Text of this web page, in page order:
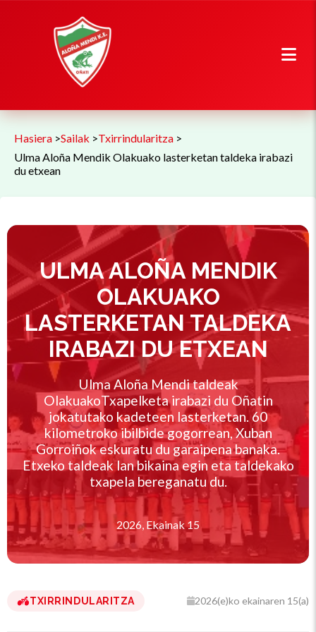
Hasiera >Sailak >Txirrindularitza >
Ulma Aloña Mendik Olakuako lasterketan taldeka irabazi
du etxean
ULMA ALOÑA MENDIK
OLAKUAKO
LASTERKETAN TALDEKA
IRABAZI DU ETXEAN
Ulma Aloña Mendi taldeak
OlakuakoTxapelketa irabazi du Oñatin
jokatutako kadeteen lasterketan. 60
kilometroko ibilbide gogorrean, Xuban
Gorroiñok eskuratu du garaipena banaka.
Etxeko taldeak lan bikaina egin eta taldekako
txapela bereganatu du.
2026, Ekainak 15
TXIRRINDULARITZA 2026(e)ko ekainaren 15(a)